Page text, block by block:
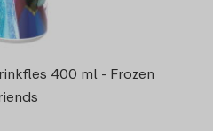
400 ml - Frozen